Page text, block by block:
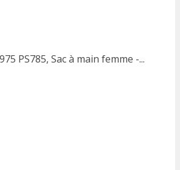
PS785, Sac à main femme -...